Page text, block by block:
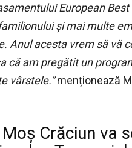
European
și mai multe
Anul acesta vrem să vă
că am pregătit un
vârstele.”menționează
Crăciun va